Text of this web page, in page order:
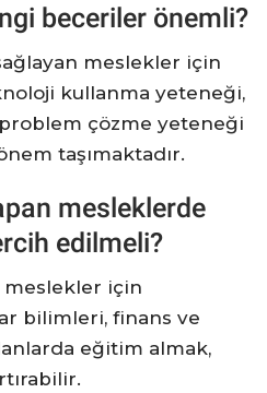
beceriler önemli?
meslekler için
kullanma yeteneği,
çözme yeteneği
taşımaktadır.
mesleklerde
edilmeli?
meslekler için
bilimleri, finans ve
eğitim almak,